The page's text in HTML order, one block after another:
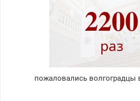
2200
раз
пожаловались волгоградцы